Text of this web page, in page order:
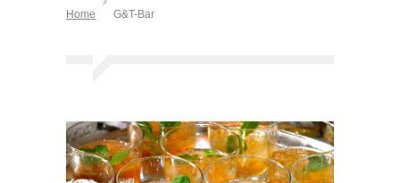
Home G&T-Bar